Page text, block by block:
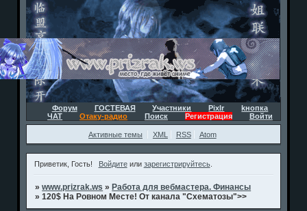
Форум ГОСТЕВАЯ Участники Pixlr
kнопка
ЧАТ
Отаку-радио Поиск Регистрация Войти
Активные темы XML RSS Atom
Приветик, Гость! Войдитеили зарегистрируйтесь.
»www.prizrak.ws » Работа для вебмастера. Финансы
»120$ На Ровном Месте! От канала "Схематозы">>